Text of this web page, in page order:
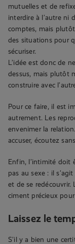
mutuelles et de
interdire à l’autre ni
comptes, mais
des situations pour
sécuriser.
L’idée est donc de
dessus, mais plutôt
construire avec
Pour ce faire, il est
autrement. Les
envenimer la
accuser, écoutez
Enfin, l’intimité doit
pas au sexe : il
et de se redécouvrir.
ciment précieux pour
Laissez le
S’il y a bien une